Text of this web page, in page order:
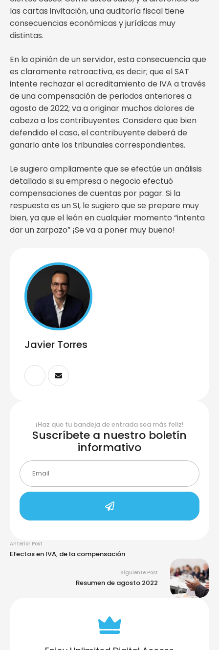
las cartas invitación, una auditoría fiscal tiene
consecuencias económicas y jurídicas muy
distintas.
En la opinión de un servidor, esta consecuencia que
es claramente retroactiva, es decir; que el SAT
intente rechazar el acreditamiento de IVA a través
de una compensación de periodos anteriores a
agosto de 2022; va a originar muchos dolores de
cabeza a los contribuyentes. Considero que bien
defendido el caso, el contribuyente deberá de
ganarlo ante los tribunales correspondientes.
Le sugiero ampliamente que se efectúe un análisis
detallado si su empresa o negocio efectuó
compensaciones de cuentas por pagar. Si la
respuesta es un SI, le sugiero que se prepare muy
bien, ya que el león en cualquier momento “intenta
dar un zarpazo” ¡Se va a poner muy bueno!
Javier Torres
¡Haz que tu bandeja de entrada sea más feliz!
Suscríbete a nuestro boletín
informativo
Anterior Post
Efectos en IVA, de la compensación
Siguiente Post
Resumen de agosto 2022